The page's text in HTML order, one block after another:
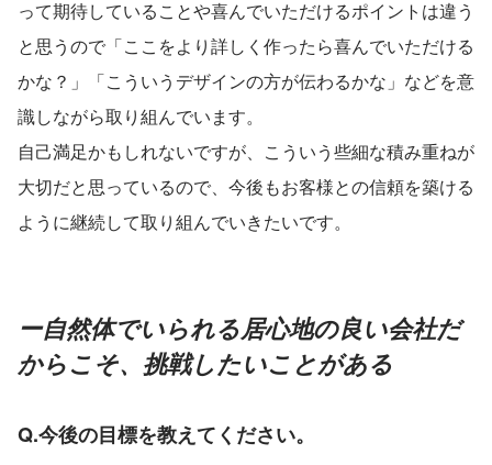
って期待していることや喜んでいただけるポイントは違う
と思うので「ここをより詳しく作ったら喜んでいただける
かな？」「こういうデザインの方が伝わるかな」などを意
識しながら取り組んでいます。
自己満足かもしれないですが、こういう些細な積み重ねが
大切だと思っているので、今後もお客様との信頼を築ける
ように継続して取り組んでいきたいです。
ー自然体でいられる居心地の良い会社だ
からこそ、挑戦したいことがある
Q.今後の目標を教えてください。